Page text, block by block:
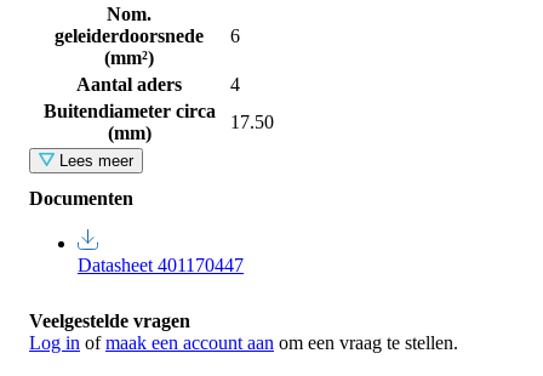
Nom.
geleiderdoorsnede
(mm²)
6
Aantal aders
4
Buitendiameter circa
(mm)
17.50
Lees meer
Documenten
Datasheet 401170447
Veelgestelde vragen
Log in ofmaak een account aan om een vraag te stellen.